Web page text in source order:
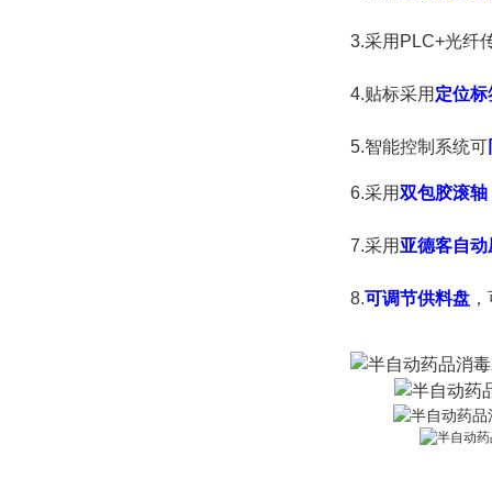
3.采用PLC+光纤
4.贴标采用 定位标
5.智能控制系统可
6.采用双包胶滚轴
7.采用 亚德客自
8.可调节供料盘